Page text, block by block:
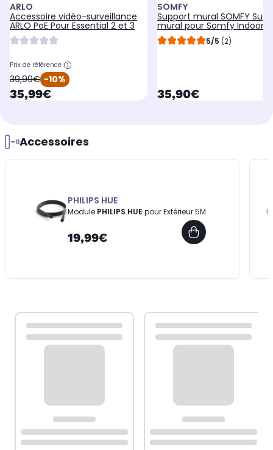
ARLO
Accessoire vidéo-surveillance
ARLO PoE Pour Essential 2 et 3
Prix de référence
oldPrice
39,99€ -10%
currentPrice
35,99€
SOMFY
Support mural SOMFY
mural pour Somfy Indoor
Camera 5/5 (2)
currentPrice
35,90€
Accessoires
PHILIPS HUE
Module PHILIPS HUE pour Extérieur 5M
19,99€